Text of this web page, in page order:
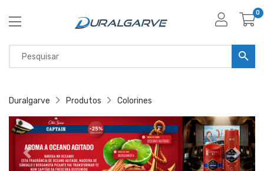
0
Duralgarve Produtos Colorines